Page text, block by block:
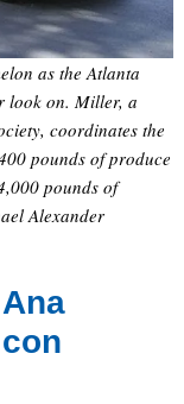
as the Atlanta
look on. Miller, a
coordinates the
pounds of produce
pounds of
Alexander